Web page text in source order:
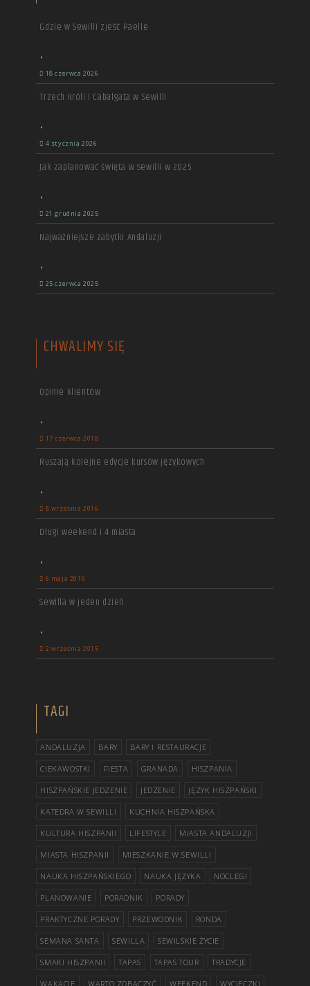
Gdzie w Sewilli zjeść Paelle
•
18 czerwca 2026
Trzech Króli i Cabalgata w Sewilli
•
4 stycznia 2026
Jak zaplanować święta w Sewilli w 2025
•
21 grudnia 2025
Najważniejsze zabytki Andaluzji
•
25 czerwca 2025
CHWALIMY SIĘ
Opinie klientów
•
17 czerwca 2018
Ruszają kolejne edycje kursów językowych
•
8 września 2016
Długi weekend i 4 miasta
•
6 maja 2016
Sewilla w jeden dzień
•
2 września 2015
TAGI
ANDALUZJA BARY BARY I RESTAURACJE
CIEKAWOSTKI FIESTA GRANADA HISZPANIA
HISZPAŃSKIE JEDZENIE JEDZENIE JĘZYK HISZPAŃSKI
KATEDRA W SEWILLI KUCHNIA HISZPAŃSKA
KULTURA HISZPANII LIFESTYLE MIASTA ANDALUZJI
MIASTA HISZPANII MIESZKANIE W SEWILLI
NAUKA HISZPAŃSKIEGO NAUKA JĘZYKA NOCLEGI
PLANOWANIE PORADNIK PORADY
PRAKTYCZNE PORADY PRZEWODNIK RONDA
SEMANA SANTA SEWILLA SEWILSKIE ŻYCIE
SMAKI HISZPANII TAPAS TAPAS TOUR TRADYCJE
WAKACJE WARTO ZOBACZYĆ WEEKEND WYCIECZKI